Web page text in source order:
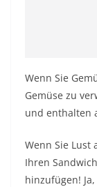
Wenn Sie
Gemüse zu
und enthalten
Wenn Sie Lust
Ihren
hinzufügen!